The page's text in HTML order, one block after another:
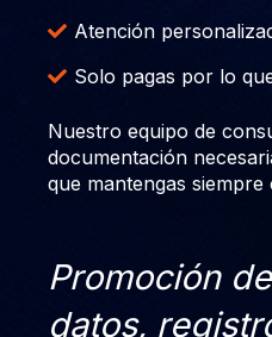
Atención
Solo pagas por lo
Nuestro equipo de
documentación
que mantengas
Promoción
datos,